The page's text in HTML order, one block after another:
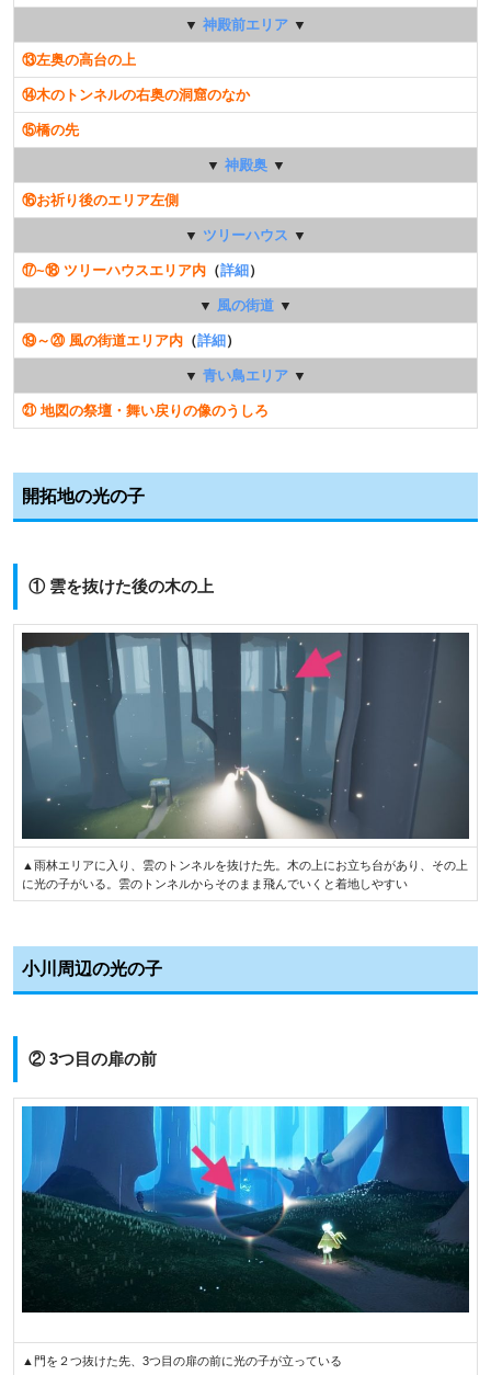
▼ 神殿前エリア ▼
⑬左奥の高台の上
⑭木のトンネルの右奥の洞窟のなか
⑮橋の先
▼ 神殿奥▼
⑯お祈り後のエリア左側
▼ ツリーハウス ▼
⑰~⑱ ツリーハウスエリア内 （詳細 ）
▼ 風の街道 ▼
⑲～⑳ 風の街道エリア内 （詳細 ）
▼ 青い鳥エリア ▼
㉑ 地図の祭壇・舞い戻りの像のうしろ
開拓地の光の子
① 雲を抜けた後の木の上
▲雨林エリアに入り、雲のトンネルを抜けた先。木の上にお立ち台があり、その上
に光の子がいる。雲のトンネルからそのまま飛んでいくと着地しやすい
小川周辺の光の子
② 3つ目の扉の前
▲門を２つ抜けた先、3つ目の扉の前に光の子が立っている